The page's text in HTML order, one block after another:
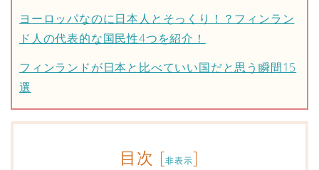
ヨーロッパなのに日本人とそっくり！？フィンラン
ド人の代表的な国民性4つを紹介！
フィンランドが日本と比べていい国だと思う瞬間15
選
目次 [非表示]